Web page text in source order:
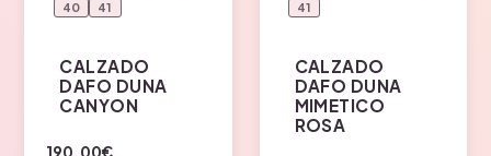
la
de
producto
la
de
producto
40
41
CALZADO
DAFO DUNA
CANYON
190.00€
41
CALZADO
DAFO DUNA
MIMETICO
ROSA